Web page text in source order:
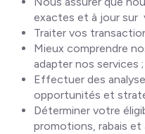
exactes et à jour sur
Traiter vos
Mieux comprendre
adapter nos services ;
Effectuer des
opportunités et
Déterminer votre
promotions, rabais